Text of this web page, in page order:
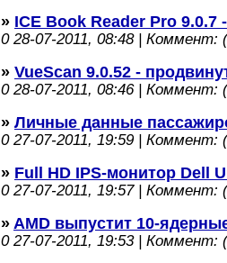
» ICE Book Reader Pro 9.0.7
028-07-2011, 08:48 | Коммент:
» VueScan 9.0.52 -
028-07-2011, 08:46 | Коммент:
» Личные данные
027-07-2011, 19:59 | Коммент:
» Full HD IPS-монитор Dell
027-07-2011, 19:57 | Коммент:
» AMD выпустит 10-
027-07-2011, 19:53 | Коммент: